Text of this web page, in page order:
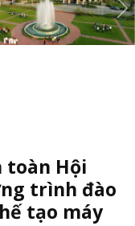
toàn Hội
trình đào
tạo máy